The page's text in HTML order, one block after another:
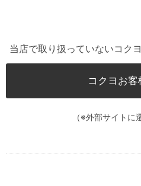
当店で取り扱っていないコク
コクヨお客
（※外部サイトに